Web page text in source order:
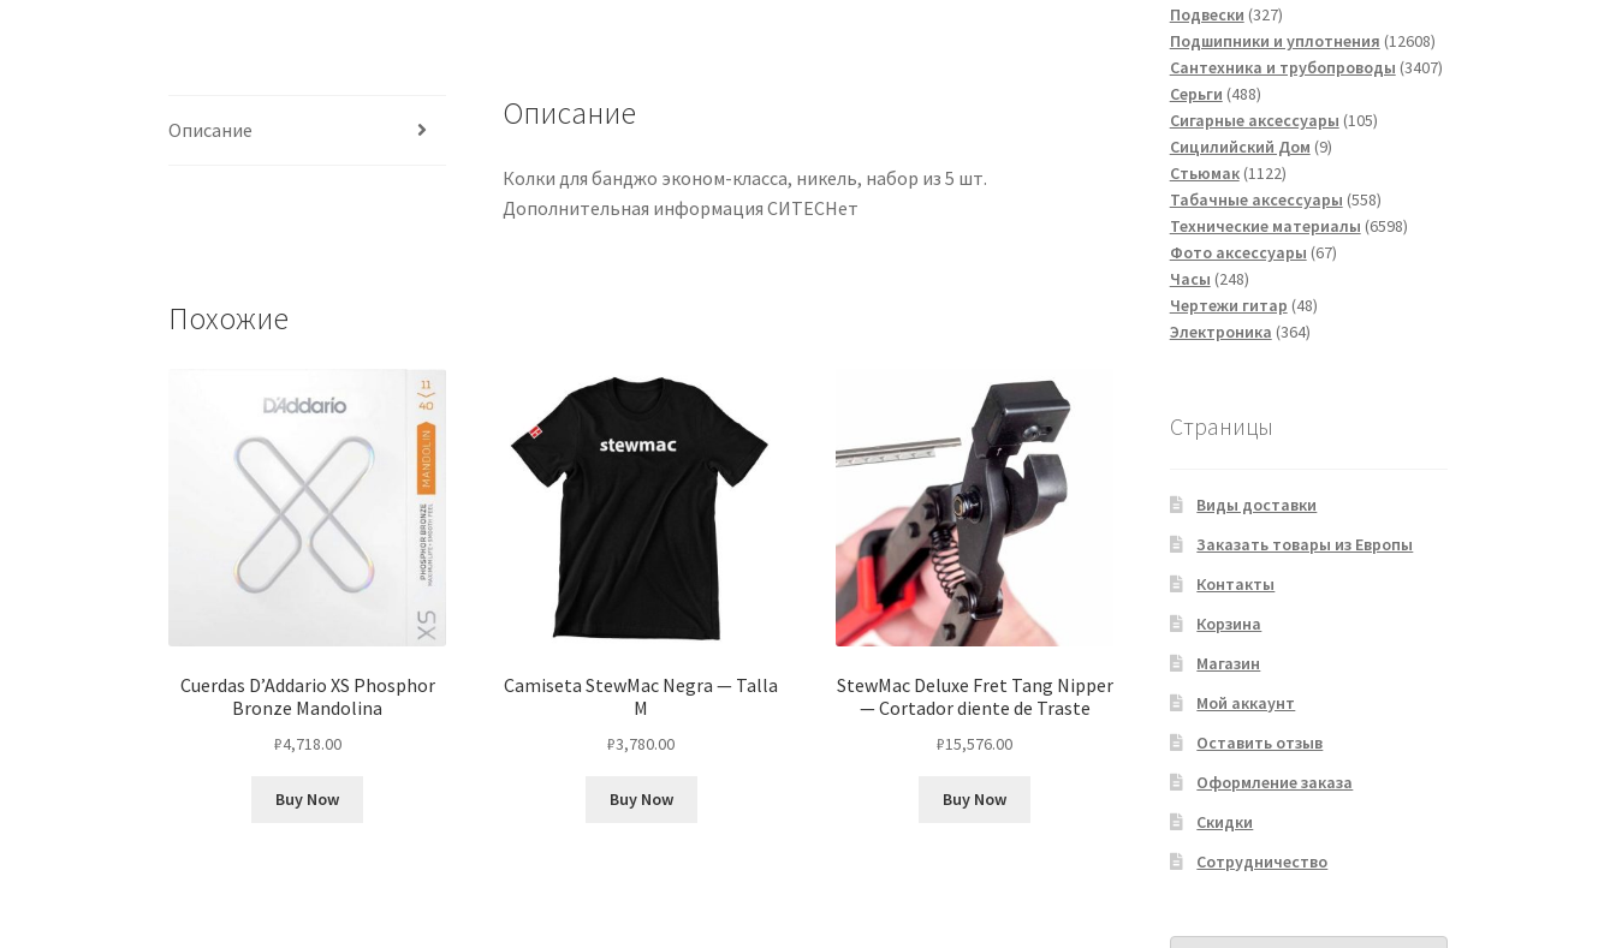
5
Описание Описание
Колки для банджо эконом-класса, никель, набор из 5 шт.
Дополнительная информация СИТЕСНет
Похожие
Cuerdas D’Addario XS Phosphor
Bronze Mandolina
₽4,718.00
Buy Now
Camiseta StewMac Negra — Talla
M
₽3,780.00
Buy Now
StewMac Deluxe Fret Tang Nipper
— Cortador diente de Traste
₽15,576.00
Buy Now
товаров
Подвески 327327
товаров
Подшипники и уплотнения 1260812608
товаров
Сантехника и трубопроводы 34073407
Серьги 488488
товаров
Сигарные аксессуары 105105
Сицилийский Дом 99
Стьюмак 11221122
товара
Табачные аксессуары 558558
товаров
Технические материалы 65986598
Фото аксессуары 6767
Часы 248248
товаров
Чертежи гитар 4848
Электроника 364364
Страницы
Виды доставки
Заказать товары из Европы
Контакты
Корзина
Магазин
Мой аккаунт
Оставить отзыв
Оформление заказа
Скидки
Сотрудничество